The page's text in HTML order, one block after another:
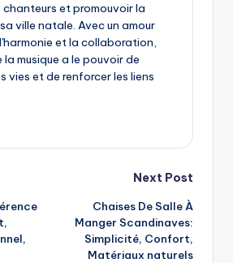
chanteurs et promouvoir la
ville natale. Avec un amour
et la collaboration,
la musique a le pouvoir de
vies et de renforcer les liens
Next Post
Chaises De Salle À
Manger Scandinaves:
Simplicité, Confort,
Matériaux naturels